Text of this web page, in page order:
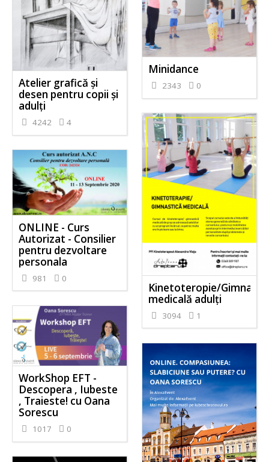
Atelier grafică și
desen pentru copii și
adulți
4242 4
Minidance
2343 0
Kinetoteropie/
medicală adulți
3094 1
ONLINE - Curs
Autorizat - Consilier
pentru dezvoltare
personala
981 0
WorkShop EFT -
Descopera , Iubeste
, Traieste! cu Oana
Sorescu
1017 0